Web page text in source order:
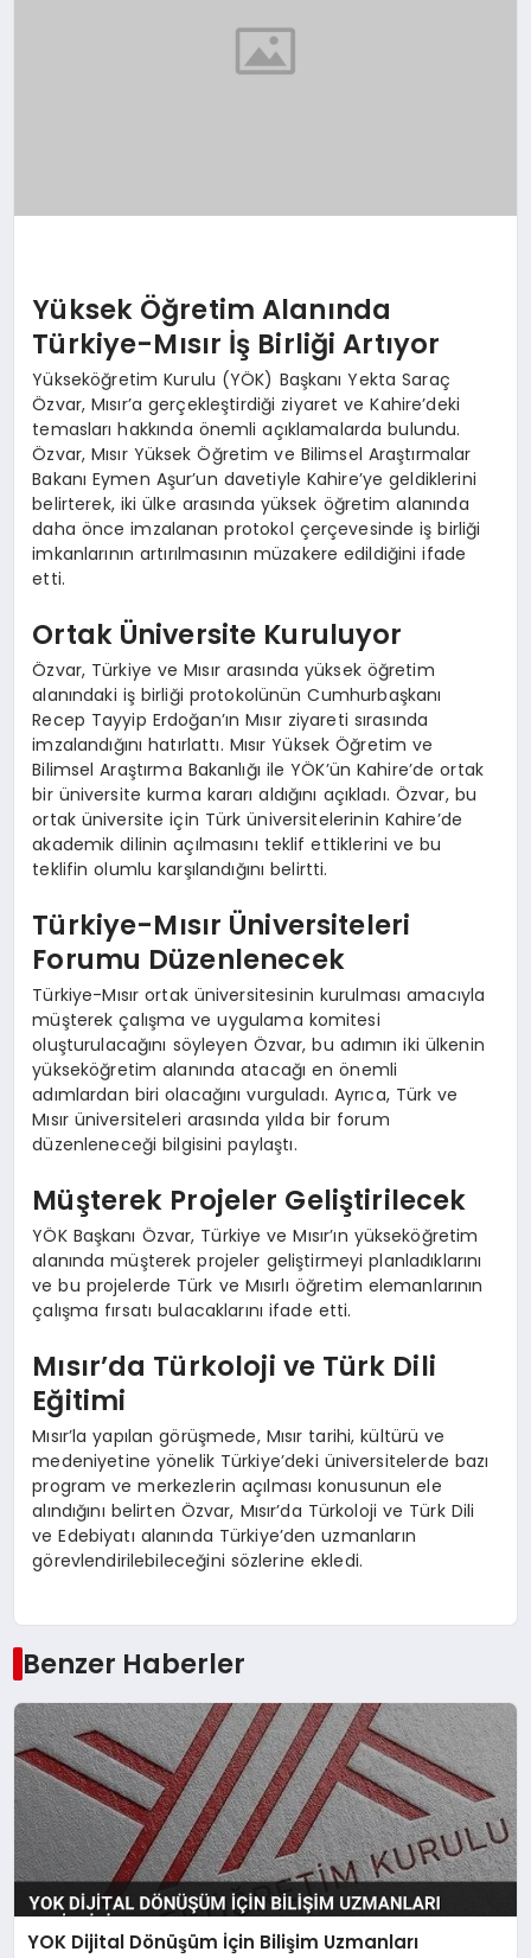
Yüksek Öğretim Alanında
Türkiye-Mısır İş Birliği Artıyor
Yükseköğretim Kurulu (YÖK) Başkanı Yekta Saraç
Özvar, Mısır’a gerçekleştirdiği ziyaret ve Kahire’deki
temasları hakkında önemli açıklamalarda bulundu.
Özvar, Mısır Yüksek Öğretim ve Bilimsel Araştırmalar
Bakanı Eymen Aşur’un davetiyle Kahire’ye geldiklerini
belirterek, iki ülke arasında yüksek öğretim alanında
daha önce imzalanan protokol çerçevesinde iş birliği
imkanlarının artırılmasının müzakere edildiğini ifade
etti.
Ortak Üniversite Kuruluyor
Özvar, Türkiye ve Mısır arasında yüksek öğretim
alanındaki iş birliği protokolünün Cumhurbaşkanı
Recep Tayyip Erdoğan’ın Mısır ziyareti sırasında
imzalandığını hatırlattı. Mısır Yüksek Öğretim ve
Bilimsel Araştırma Bakanlığı ile YÖK’ün Kahire’de ortak
bir üniversite kurma kararı aldığını açıkladı. Özvar, bu
ortak üniversite için Türk üniversitelerinin Kahire’de
akademik dilinin açılmasını teklif ettiklerini ve bu
teklifin olumlu karşılandığını belirtti.
Türkiye-Mısır Üniversiteleri
Forumu Düzenlenecek
Türkiye-Mısır ortak üniversitesinin kurulması amacıyla
müşterek çalışma ve uygulama komitesi
oluşturulacağını söyleyen Özvar, bu adımın iki ülkenin
yükseköğretim alanında atacağı en önemli
adımlardan biri olacağını vurguladı. Ayrıca, Türk ve
Mısır üniversiteleri arasında yılda bir forum
düzenleneceği bilgisini paylaştı.
Müşterek Projeler Geliştirilecek
YÖK Başkanı Özvar, Türkiye ve Mısır’ın yükseköğretim
alanında müşterek projeler geliştirmeyi planladıklarını
ve bu projelerde Türk ve Mısırlı öğretim elemanlarının
çalışma fırsatı bulacaklarını ifade etti.
Mısır’da Türkoloji ve Türk Dili
Eğitimi
Mısır’la yapılan görüşmede, Mısır tarihi, kültürü ve
medeniyetine yönelik Türkiye’deki üniversitelerde bazı
program ve merkezlerin açılması konusunun ele
alındığını belirten Özvar, Mısır’da Türkoloji ve Türk Dili
ve Edebiyatı alanında Türkiye’den uzmanların
görevlendirilebileceğini sözlerine ekledi.
Benzer Haberler
YOK Dijital Dönüşüm İçin Bilişim Uzmanları